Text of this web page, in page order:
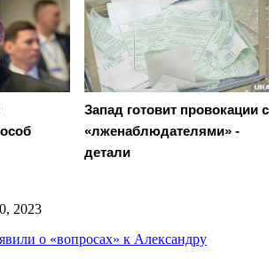
Запад готовит провокации с
«лженаблюдателями» -
детали
2023
о «вопросах» к Александру